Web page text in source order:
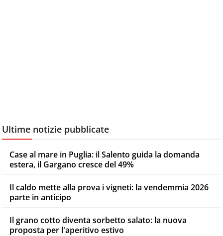
Ultime notizie pubblicate
Case al mare in Puglia: il Salento guida la domanda
estera, il Gargano cresce del 49%
Il caldo mette alla prova i vigneti: la vendemmia 2026
parte in anticipo
Il grano cotto diventa sorbetto salato: la nuova
proposta per l'aperitivo estivo